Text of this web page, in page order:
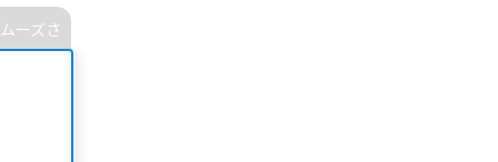
ーズさ